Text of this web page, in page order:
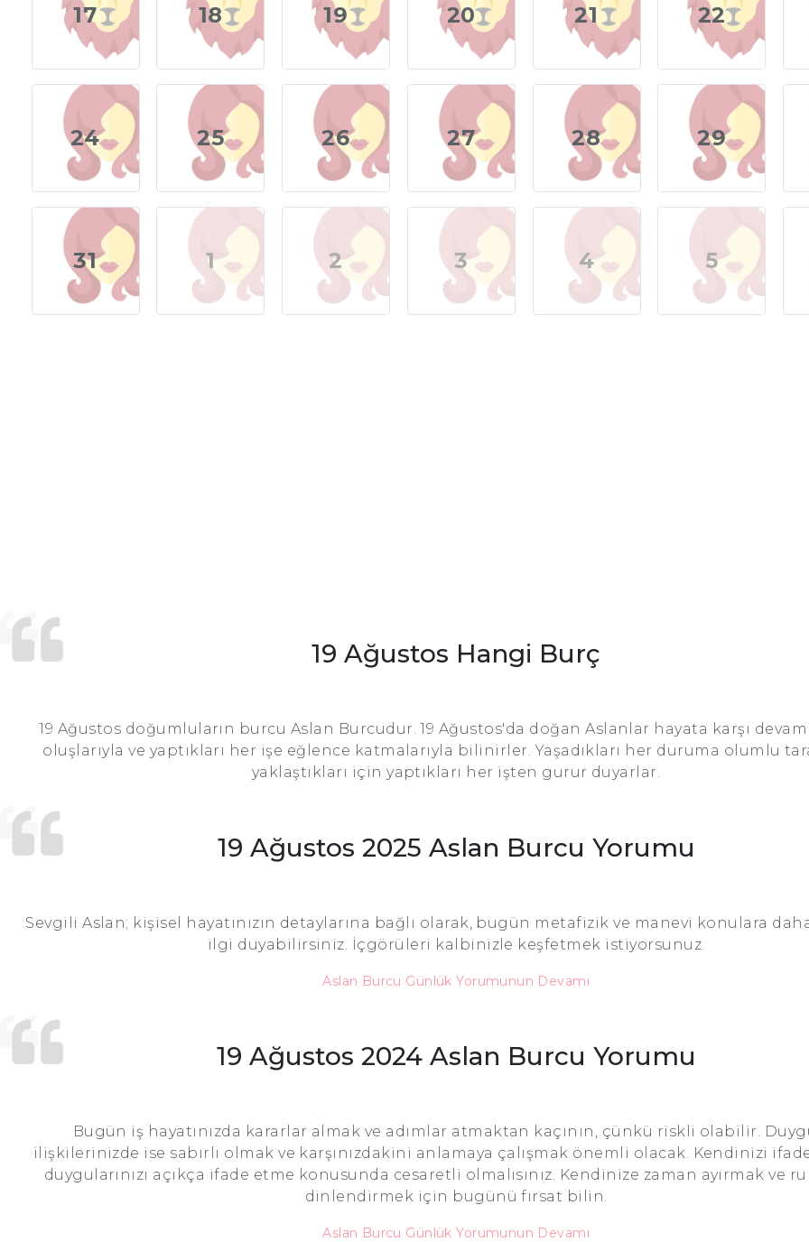
17 18 19 20 21 22
24 25 26 27 28 29
31 1 2 3 4 5
19 Ağustos Hangi Burç
19 Ağustos doğumluların burcu Aslan Burcudur. 19 Ağustos'da doğan Aslanlar hayata karşı
oluşlarıyla ve yaptıkları her işe eğlence katmalarıyla bilinirler. Yaşadıkları her duruma olumlu
yaklaştıkları için yaptıkları her işten gurur duyarlar.
19 Ağustos 2025 Aslan Burcu Yorumu
Sevgili Aslan; kişisel hayatınızın detaylarına bağlı olarak, bugün metafizik ve manevi konulara
ilgi duyabilirsiniz. İçgörüleri kalbinizle keşfetmek istiyorsunuz.
Aslan Burcu Günlük Yorumunun Devamı
19 Ağustos 2024 Aslan Burcu Yorumu
Bugün iş hayatınızda kararlar almak ve adımlar atmaktan kaçının, çünkü riskli olabilir.
ilişkilerinizde ise sabırlı olmak ve karşınızdakini anlamaya çalışmak önemli olacak. Kendinizi
duygularınızı açıkça ifade etme konusunda cesaretli olmalısınız. Kendinize zaman ayırmak ve
dinlendirmek için bugünü fırsat bilin.
Aslan Burcu Günlük Yorumunun Devamı